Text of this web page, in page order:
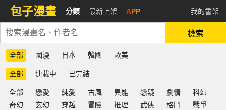
包子漫畫 分類 最新上架 APP 我的書架
檢索
全部 國漫 日本 韓國 歐美
全部 連載中 已完結
全部 戀愛 純愛 古風 異能 懸疑 劇情
科幻
奇幻
玄幻 穿越 冒險 推理 武俠 格鬥
戰爭